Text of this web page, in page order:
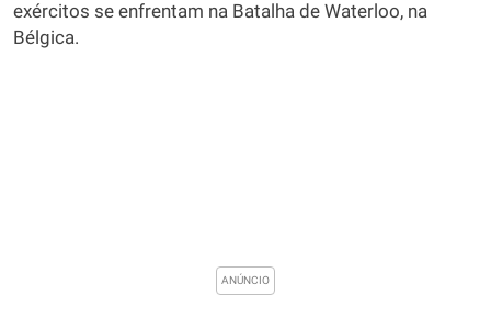
exércitos se enfrentam na Batalha de Waterloo, na
Bélgica.